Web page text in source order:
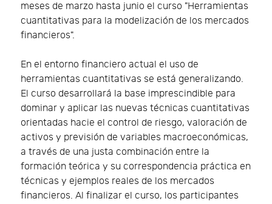
meses de marzo hasta junio el curso "Herramientas
cuantitativas para la modelización de los mercados
financieros".
En el entorno financiero actual el uso de
herramientas cuantitativas se está generalizando.
El curso desarrollará la base imprescindible para
dominar y aplicar las nuevas técnicas cuantitativas
orientadas hacie el control de riesgo, valoración de
activos y previsión de variables macroeconómicas,
a través de una justa combinación entre la
formación teórica y su correspondencia práctica en
técnicas y ejemplos reales de los mercados
financieros. Al finalizar el curso, los participantes